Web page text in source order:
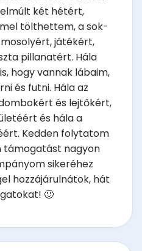
két hétért,
tölthettem, a sok-
játékért,
pillanatért. Hála
hogy vannak lábaim,
és futni. Hála az
és lejtőkért,
és hála a
Kedden folytatom
támogatást nagyon
sikeréhez
hozzájárulnátok, hát
🙂